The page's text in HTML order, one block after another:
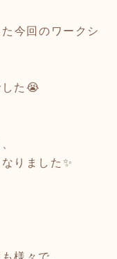
今回のワークシ
た😭
りました✨
様々で、